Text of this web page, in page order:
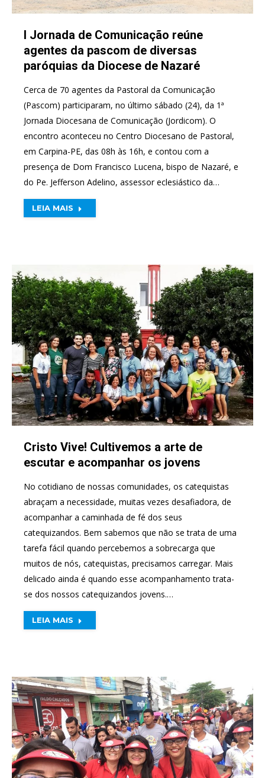
I Jornada de Comunicação reúne
agentes da pascom de diversas
paróquias da Diocese de Nazaré
Cerca de 70 agentes da Pastoral da Comunicação
(Pascom) participaram, no último sábado (24), da 1ª
Jornada Diocesana de Comunicação (Jordicom). O
encontro aconteceu no Centro Diocesano de Pastoral,
em Carpina-PE, das 08h às 16h, e contou com a
presença de Dom Francisco Lucena, bispo de Nazaré, e
do Pe. Jefferson Adelino, assessor eclesiástico da…
LEIA MAIS
Cristo Vive! Cultivemos a arte de
escutar e acompanhar os jovens
No cotidiano de nossas comunidades, os catequistas
abraçam a necessidade, muitas vezes desafiadora, de
acompanhar a caminhada de fé dos seus
catequizandos. Bem sabemos que não se trata de uma
tarefa fácil quando percebemos a sobrecarga que
muitos de nós, catequistas, precisamos carregar. Mais
delicado ainda é quando esse acompanhamento trata-
se dos nossos catequizandos jovens.…
LEIA MAIS